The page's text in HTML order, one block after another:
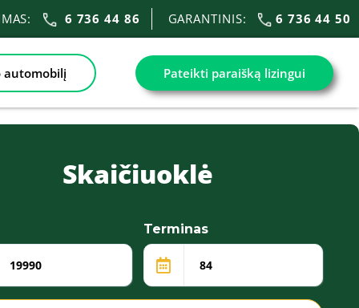
6 736 44 86 GARANTINIS: 6 736 44 50
automobilį Pateikti paraišką lizingui
Skaičiuoklė
Terminas